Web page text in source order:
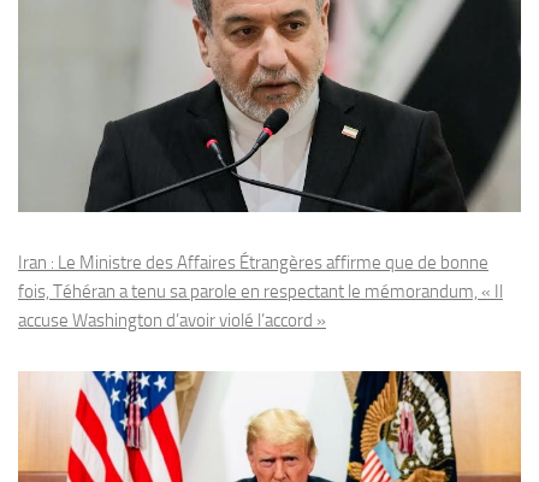
Iran : Le Ministre des Affaires Étrangères affirme que de bonne
fois, Téhéran a tenu sa parole en respectant le mémorandum, « Il
accuse Washington d’avoir violé l’accord »